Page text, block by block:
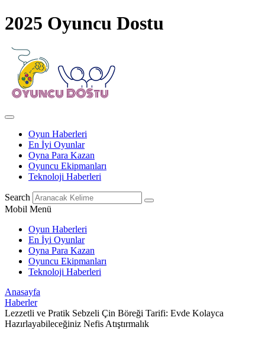
2025 Oyuncu Dostu
Oyun Haberleri
En İyi Oyunlar
Oyna Para Kazan
Oyuncu Ekipmanları
Teknoloji Haberleri
Search
Mobil Menü
Oyun Haberleri
En İyi Oyunlar
Oyna Para Kazan
Oyuncu Ekipmanları
Teknoloji Haberleri
Anasayfa
Haberler
Lezzetli ve Pratik Sebzeli Çin Böreği Tarifi: Evde Kolayca
Hazırlayabileceğiniz Nefis Atıştırmalık